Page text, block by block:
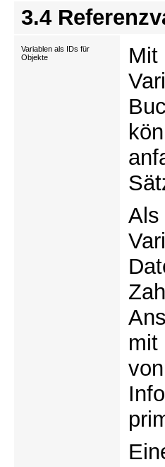
3.4
Variablen als IDs für
Objekte
Mit
Als
mit